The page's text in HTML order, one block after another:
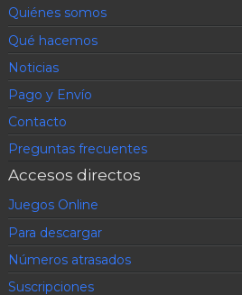
Quiénes somos
Qué hacemos
Noticias
Pago y Envío
Contacto
Preguntas frecuentes
Accesos directos
Juegos Online
Para descargar
Números atrasados
Suscripciones